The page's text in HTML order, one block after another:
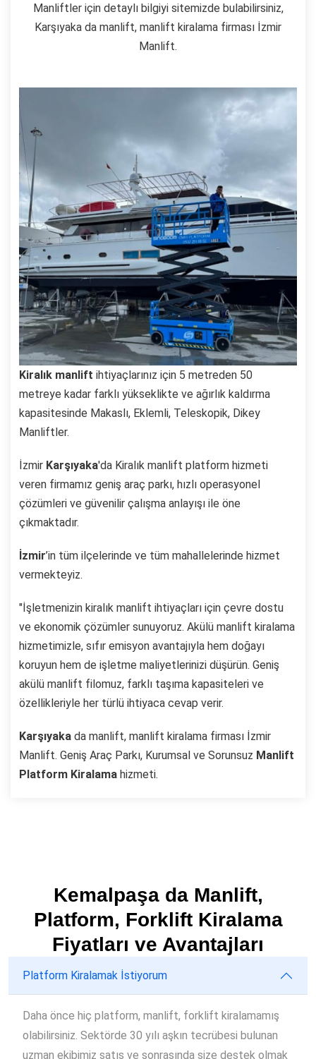
Manliftler için detaylı bilgiyi sitemizde bulabilirsiniz,
Karşıyaka da manlift, manlift kiralama firması İzmir
Manlift.
Kiralık manlift ihtiyaçlarınız için 5 metreden 50
metreye kadar farklı yükseklikte ve ağırlık kaldırma
kapasitesinde Makaslı, Eklemli, Teleskopik, Dikey
Manliftler.
İzmir Karşıyaka'da Kiralık manlift platform hizmeti
veren firmamız geniş araç parkı, hızlı operasyonel
çözümleri ve güvenilir çalışma anlayışı ile öne
çıkmaktadır.
İzmir’in tüm ilçelerinde ve tüm mahallelerinde hizmet
vermekteyiz.
"İşletmenizin kiralık manlift ihtiyaçları için çevre dostu
ve ekonomik çözümler sunuyoruz. Akülü manlift kiralama
hizmetimizle, sıfır emisyon avantajıyla hem doğayı
koruyun hem de işletme maliyetlerinizi düşürün. Geniş
akülü manlift filomuz, farklı taşıma kapasiteleri ve
özellikleriyle her türlü ihtiyaca cevap verir.
Karşıyaka da manlift, manlift kiralama firması İzmir
Manlift. Geniş Araç Parkı, Kurumsal ve Sorunsuz Manlift
Platform Kiralama hizmeti.
Kemalpaşa da Manlift,
Platform, Forklift Kiralama
Fiyatları ve Avantajları
Platform Kiralamak İstiyorum
Daha önce hiç platform, manlift, forklift kiralamamış
olabilirsiniz. Sektörde 30 yılı aşkın tecrübesi bulunan
uzman ekibimiz satış ve sonrasında size destek olmak